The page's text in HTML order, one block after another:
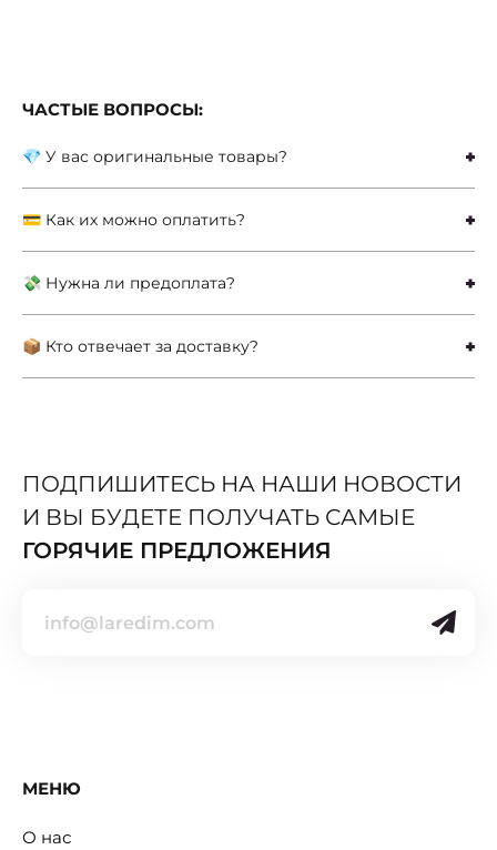
ЧАСТЫЕ ВОПРОСЫ:
💎 У вас оригинальные товары?
💳 Как их можно оплатить?
💸 Нужна ли предоплата?
📦 Кто отвечает за доставку?
ПОДПИШИТЕСЬ НА НАШИ НОВОСТИ
И ВЫ БУДЕТЕ ПОЛУЧАТЬ САМЫЕ
ГОРЯЧИЕ ПРЕДЛОЖЕНИЯ
МЕНЮ
О нас